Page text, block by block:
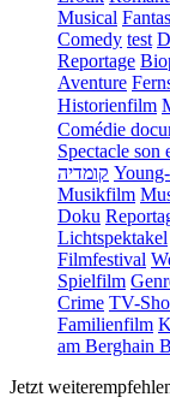
Musical
Comedy test
Reportage
Aventure
Historienfilm
Comédie
Spectacle son
קומדיה
Musikfilm
Doku
Lichtspektakel
Filmfestival
Spielfilm
Crime TV-
Familienfilm
am Berghain
Jetzt